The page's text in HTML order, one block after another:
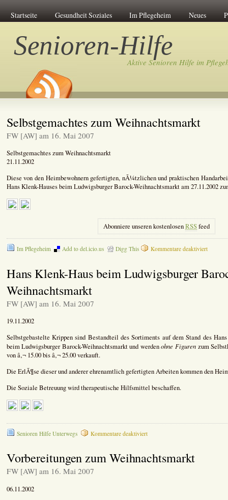
Startseite Gesundheit Soziales Im Pflegeheim Neues
Senioren-Hilfe
Aktive Senioren Hilfe im
Selbstgemachtes zum Weihnachtsmarkt
FW [AW] am 16. Mai 2007
Selbstgemachtes zum Weihnachtsmarkt
21.11.2002
Diese von den Heimbewohnern gefertigten, nÃ¼tzlichen und praktischen
Hans Klenk-Hauses beim Ludwigsburger Barock-Weihnachtsmarkt am 27.11.2002
Abonniere unseren kostenlosenRSSfeed
Im Pflegeheim Add to del.icio.us Digg This Kommentare deaktiviertfür
Hans Klenk-Haus beim Ludwigsburger
Weihnachtsmarkt
FW [AW] am 16. Mai 2007
19.11.2002
Selbstgebastelte Krippen sind Bestandteil des Sortiments auf dem Stand des
beim Ludwigsburger Barock-Weihnachtsmarkt und werdenohne Figuren zum
von â‚¬ 15.00 bis â‚¬ 25.00 verkauft.
Die ErlÃ¶se dieser und anderer ehrenamtlich gefertigten Arbeiten kommen den
Die Soziale Betreuung wird therapeutische Hilfsmittel beschaffen.
Senioren Hilfe Unterwegs Kommentare deaktiviertfür
Haus
Vorbereitungen zum Weihnachtsmarkt
FW [AW] am 16. Mai 2007
06.11.2002